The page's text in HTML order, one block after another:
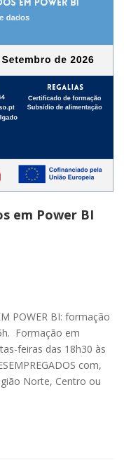
em Power BI
POWER BI: formação
Formação em
feiras das 18h30 às
com,
Norte, Centro ou